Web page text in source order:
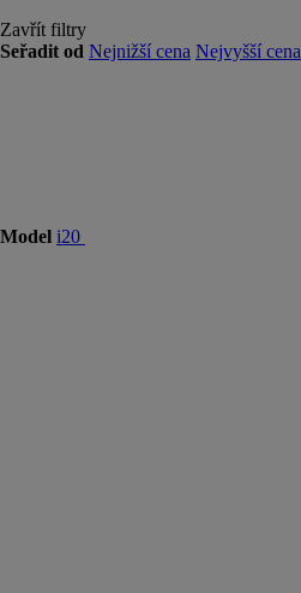
Zavřít filtry
Seřadit od Nejnižší cena Nejvyšší cena
Model i20